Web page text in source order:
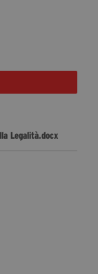
Legalità.docx